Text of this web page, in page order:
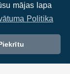
mājas lapa
Politika